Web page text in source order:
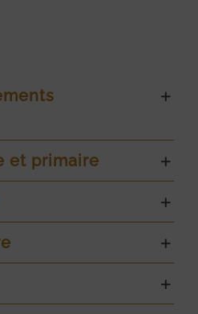
et primaire